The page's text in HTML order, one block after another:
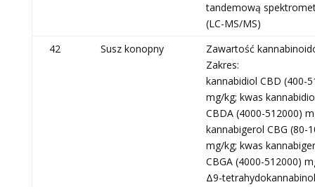
tandemową
(LC-MS/MS)
42
Susz konopny
Zawartość
Zakres:
kannabidiol CBD (400-
mg/kg; kwas
CBDA (4000-512000)
kannabigerol CBG (80-
mg/kg; kwas
CBGA (4000-512000)
Δ9-